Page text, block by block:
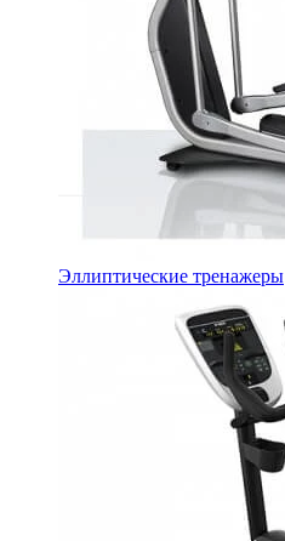
Эллиптические тренажеры